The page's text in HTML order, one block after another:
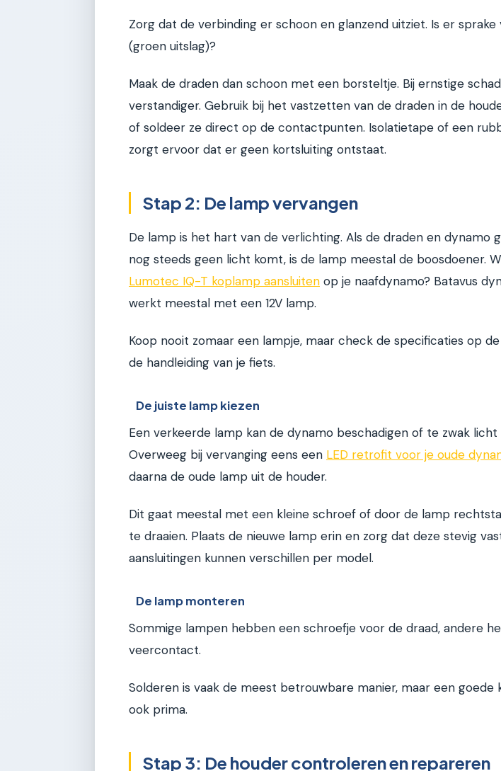
Zorg dat de verbinding er schoon en glanzend uitziet. Is er sprake
(groen uitslag)?
Maak de draden dan schoon met een borsteltje. Bij ernstige
verstandiger. Gebruik bij het vastzetten van de draden in de
of soldeer ze direct op de contactpunten. Isolatietape of een
zorgt ervoor dat er geen kortsluiting ontstaat.
Stap 2: De lamp vervangen
De lamp is het hart van de verlichting. Als de draden en dynamo
nog steeds geen licht komt, is de lamp meestal de boosdoener.
Lumotec IQ-T koplamp aansluiten op je naafdynamo? Batavus
werkt meestal met een 12V lamp.
Koop nooit zomaar een lampje, maar check de specificaties op
de handleiding van je fiets.
De juiste lamp kiezen
Een verkeerde lamp kan de dynamo beschadigen of te zwak licht
Overweeg bij vervanging eens een LED retrofit voor je oude
daarna de oude lamp uit de houder.
Dit gaat meestal met een kleine schroef of door de lamp
te draaien. Plaats de nieuwe lamp erin en zorg dat deze stevig
aansluitingen kunnen verschillen per model.
De lamp monteren
Sommige lampen hebben een schroefje voor de draad, andere
veercontact.
Solderen is vaak de meest betrouwbare manier, maar een
ook prima.
Stap 3: De houder controleren en repareren